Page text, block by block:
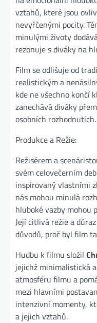
vztahů, které jsou
nevyřčenými pocity.
minulými životy
rezonuje s diváky na
Film se odlišuje od
realistickým a
kde ne všechno končí
zanechává diváky
osobních rozhodnutích.
Produkce a Režie:
Režisérem a
svém celovečerním
inspirovaný vlastními
nás mohou minulá
hluboké vazby mohou
Její citlivá režie a
důvodů, proč byl film
Hudbu k filmu složil
jejichž minimalistická
atmosféru filmu a
mezi hlavními
intenzivní momenty,
a jejich vztahů.